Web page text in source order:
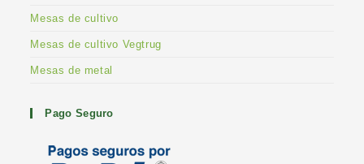
Mesas de cultivo
Mesas de cultivo Vegtrug
Mesas de metal
Pago Seguro